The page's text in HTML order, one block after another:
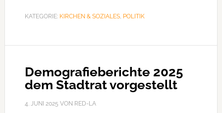
sieht
KATEGORIE: KIRCHEN & SOZIALES, POLITIK
Demografieberichte 2025
dem Stadtrat vorgestellt
4. JUNI 2025 VON RED-LA